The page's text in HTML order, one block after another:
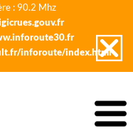
: 90.2 Mhz
inforoute/index.html